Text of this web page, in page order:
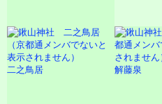
二之鳥居 解藤泉